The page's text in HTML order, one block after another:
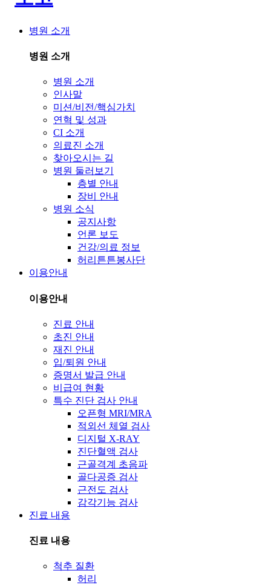
병원 소개
병원 소개
병원 소개
인사말
미션/비전/핵심가치
연혁 및 성과
CI 소개
의료진 소개
찾아오시는 길
병원 둘러보기
층별 안내
장비 안내
병원 소식
공지사항
언론 보도
건강/의료 정보
허리튼튼봉사단
이용안내
이용안내
진료 안내
초진 안내
재진 안내
입/퇴원 안내
증명서 발급 안내
비급여 현황
특수 진단 검사 안내
오픈형 MRI/MRA
적외선 체열 검사
디지털 X-RAY
진단혈액 검사
근골격계 초음파
골다공증 검사
근전도 검사
감각기능 검사
진료 내용
진료 내용
척추 질환
허리